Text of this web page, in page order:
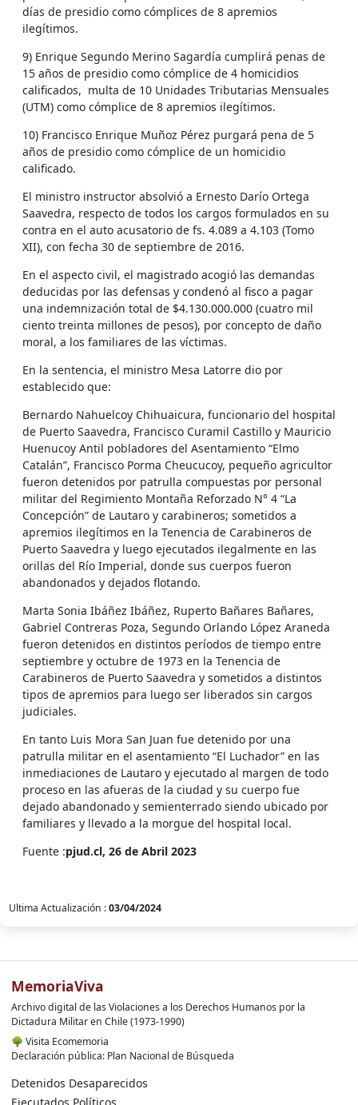
días de presidio como cómplices de 8 apremios
ilegítimos.
9) Enrique Segundo Merino Sagardía cumplirá penas de
15 años de presidio como cómplice de 4 homicidios
calificados, multa de 10 Unidades Tributarias Mensuales
(UTM) como cómplice de 8 apremios ilegítimos.
10) Francisco Enrique Muñoz Pérez purgará pena de 5
años de presidio como cómplice de un homicidio
calificado.
El ministro instructor absolvió a Ernesto Darío Ortega
Saavedra, respecto de todos los cargos formulados en su
contra en el auto acusatorio de fs. 4.089 a 4.103 (Tomo
XII), con fecha 30 de septiembre de 2016.
En el aspecto civil, el magistrado acogió las demandas
deducidas por las defensas y condenó al fisco a pagar
una indemnización total de $4.130.000.000 (cuatro mil
ciento treinta millones de pesos), por concepto de daño
moral, a los familiares de las víctimas.
En la sentencia, el ministro Mesa Latorre dio por
establecido que:
Bernardo Nahuelcoy Chihuaicura, funcionario del hospital
de Puerto Saavedra, Francisco Curamil Castillo y Mauricio
Huenucoy Antil pobladores del Asentamiento “Elmo
Catalán”, Francisco Porma Cheucucoy, pequeño agricultor
fueron detenidos por patrulla compuestas por personal
militar del Regimiento Montaña Reforzado N° 4 “La
Concepción” de Lautaro y carabineros; sometidos a
apremios ilegítimos en la Tenencia de Carabineros de
Puerto Saavedra y luego ejecutados ilegalmente en las
orillas del Río Imperial, donde sus cuerpos fueron
abandonados y dejados flotando.
Marta Sonia Ibáñez Ibáñez, Ruperto Bañares Bañares,
Gabriel Contreras Poza, Segundo Orlando López Araneda
fueron detenidos en distintos períodos de tiempo entre
septiembre y octubre de 1973 en la Tenencia de
Carabineros de Puerto Saavedra y sometidos a distintos
tipos de apremios para luego ser liberados sin cargos
judiciales.
En tanto Luis Mora San Juan fue detenido por una
patrulla militar en el asentamiento “El Luchador” en las
inmediaciones de Lautaro y ejecutado al margen de todo
proceso en las afueras de la ciudad y su cuerpo fue
dejado abandonado y semienterrado siendo ubicado por
familiares y llevado a la morgue del hospital local.
Fuente :pjud.cl, 26 de Abril 2023
Ultima Actualización :03/04/2024
MemoriaViva
Archivo digital de las Violaciones a los Derechos Humanos por la
Dictadura Militar en Chile (1973-1990)
🌳 Visita Ecomemoria
Declaración pública: Plan Nacional de Búsqueda
Detenidos Desaparecidos